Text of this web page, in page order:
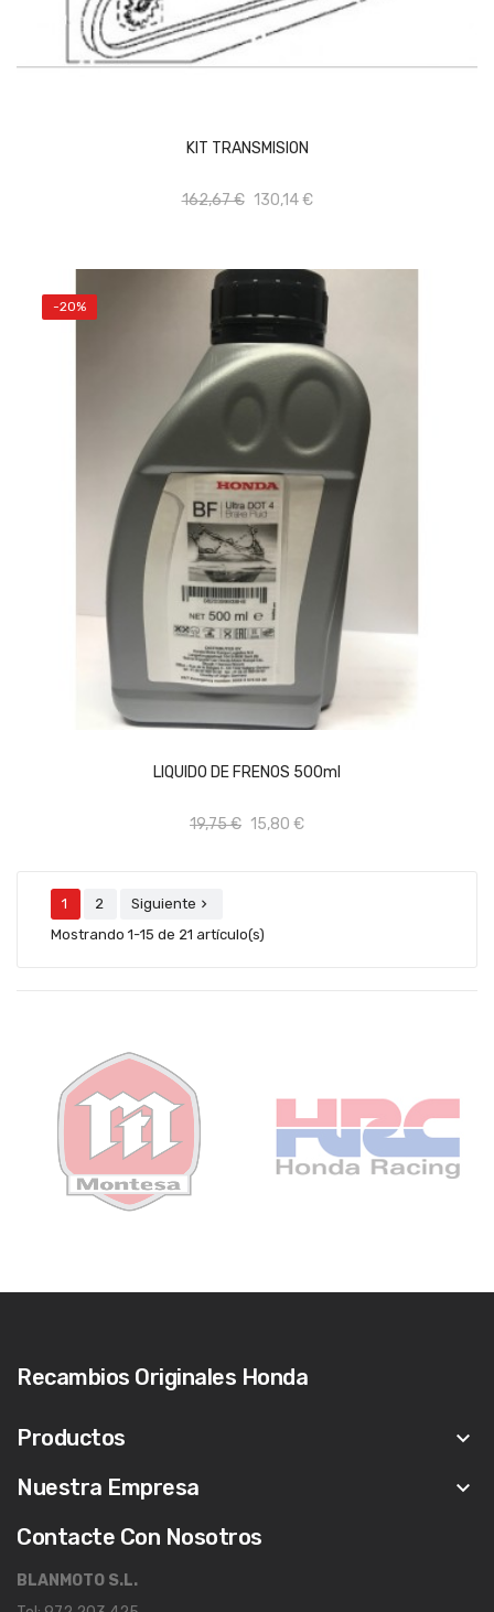
KIT TRANSMISION
162,67 € 130,14 €
-20%
LIQUIDO DE FRENOS 500ml
19,75 € 15,80 €
AÑADIR AL CARRITO
1 2 Siguiente 
Mostrando 1-15 de 21 artículo(s)
Recambios Originales Honda
Productos
keyboard_arrow_down
Nuestra Empresa
keyboard_arrow_down
Contacte Con Nosotros
BLANMOTO S.L.